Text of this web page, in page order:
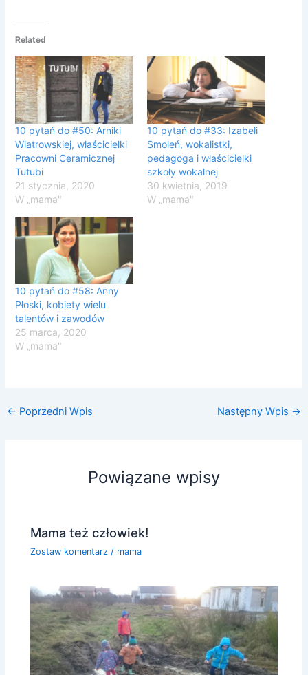
Related
10 pytań do #50: Arniki
Wiatrowskiej, właścicielki
Pracowni Ceramicznej
Tutubi
21 stycznia, 2020
W „mama"
10 pytań do #33: Izabeli
Smoleń, wokalistki,
pedagoga i właścicielki
szkoły wokalnej
30 kwietnia, 2019
W „mama"
10 pytań do #58: Anny
Płoski, kobiety wielu
talentów i zawodów
25 marca, 2020
W „mama"
← Poprzedni Wpis Następny Wpis →
Powiązane wpisy
Mama też człowiek!
Zostaw komentarz / mama